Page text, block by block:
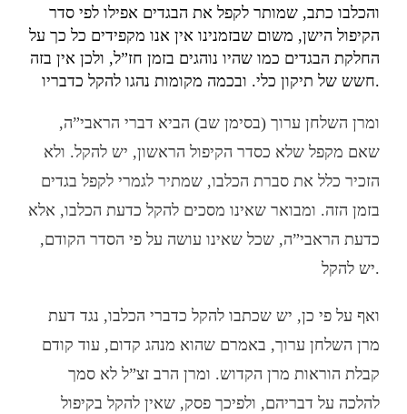
והכלבו כתב, שמותר לקפל את הבגדים אפילו לפי סדר
הקיפול הישן, משום שבזמנינו אין אנו מקפידים כל כך על
החלקת הבגדים כמו שהיו נוהגים בזמן חז”ל, ולכן אין בזה
חשש של תיקון כלי. ובכמה מקומות נהגו להקל כדבריו.
ומרן השלחן ערוך (בסימן שב) הביא דברי הראבי”ה,
שאם מקפל שלא כסדר הקיפול הראשון, יש להקל. ולא
הזכיר כלל את סברת הכלבו, שמתיר לגמרי לקפל בגדים
בזמן הזה. ומבואר שאינו מסכים להקל כדעת הכלבו, אלא
כדעת הראבי”ה, שכל שאינו עושה על פי הסדר הקודם,
יש להקל.
ואף על פי כן, יש שכתבו להקל כדברי הכלבו, נגד דעת
מרן השלחן ערוך, באמרם שהוא מנהג קדום, עוד קודם
קבלת הוראות מרן הקדוש. ומרן הרב זצ”ל לא סמך
להלכה על דבריהם, ולפיכך פסק, שאין להקל בקיפול